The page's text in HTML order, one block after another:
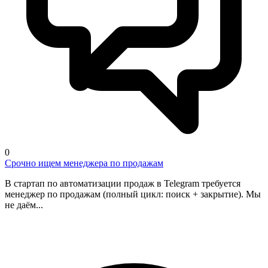
0
Срочно ищем менеджера по продажам
В стартап по автоматизации продаж в Telegram требуется
менеджер по продажам (полный цикл: поиск + закрытие). Мы
не даём...